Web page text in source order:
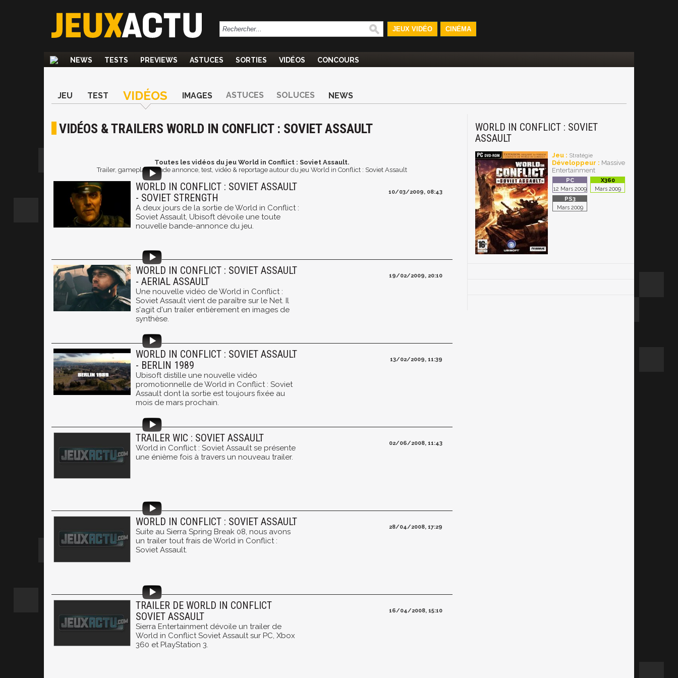
JEUX VIDÉO CINÉMA
NEWS TESTS PREVIEWS ASTUCES SORTIES VIDÉOS CONCOURS
JEU TEST VIDÉOS IMAGES ASTUCES SOLUCES NEWS
VIDÉOS & TRAILERS WORLD IN CONFLICT : SOVIET ASSAULT
Toutes les vidéos du jeu World in Conflict : Soviet Assault.
Trailer, gameplay, bande annonce, test, vidéo & reportage autour du jeu World in Conflict : Soviet Assault
WORLD IN CONFLICT : SOVIET ASSAULT
- SOVIET STRENGTH
A deux jours de la sortie de World in Conflict :
Soviet Assault, Ubisoft dévoile une toute
nouvelle bande-annonce du jeu.
10/03/2009, 08:43
WORLD IN CONFLICT : SOVIET ASSAULT
- AERIAL ASSAULT
Une nouvelle vidéo de World in Conflict :
Soviet Assault vient de paraître sur le Net. Il
s'agit d'un trailer entièrement en images de
synthèse.
19/02/2009, 20:10
WORLD IN CONFLICT : SOVIET ASSAULT
- BERLIN 1989
Ubisoft distille une nouvelle vidéo
promotionnelle de World in Conflict : Soviet
Assault dont la sortie est toujours fixée au
mois de mars prochain.
13/02/2009, 11:39
TRAILER WIC : SOVIET ASSAULT
World in Conflict : Soviet Assault se présente
une énième fois à travers un nouveau trailer.
02/06/2008, 11:43
WORLD IN CONFLICT : SOVIET ASSAULT
Suite au Sierra Spring Break 08, nous avons
un trailer tout frais de World in Conflict :
Soviet Assault.
28/04/2008, 17:29
TRAILER DE WORLD IN CONFLICT
SOVIET ASSAULT
Sierra Entertainment dévoile un trailer de
World in Conflict Soviet Assault sur PC, Xbox
360 et PlayStation 3.
16/04/2008, 15:10
WORLD IN CONFLICT : SOVIET
ASSAULT
Jeu : Stratégie
Développeur : Massive
Entertainment
12 Mars 2009 Mars 2009
Mars 2009